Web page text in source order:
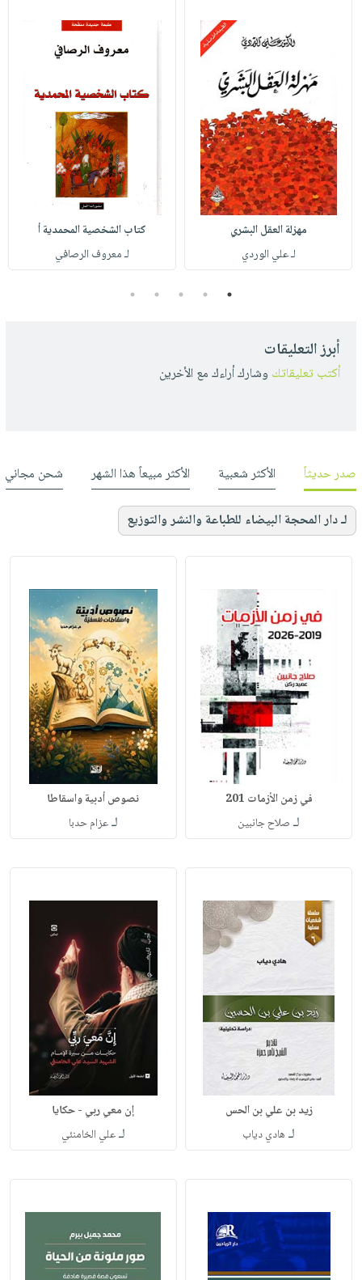
مهزلة العقل البشري
لـ علي الوردي
كتاب الشخصية المحمدية أ
لـ معروف الرصافي
1
2
3
4
5
أبرز التعليقات
أكتب تعليقاتك وشارك أراءك مع الأخرين
صدر حديثاً الأكثر شعبية الأكثر مبيعاً هذا الشهر شحن مجاني
لـ دار المحجة البيضاء للطباعة والنشر والتوزيع
في زمن الأزمات 201
لـ صلاح جانبين
نصوص أدبية واسقاطا
لـعزام حدبا
زيد بن علي بن الحس
لـ هادي دياب
إن معي ربي - حكايا
لـعلي الخامنئي